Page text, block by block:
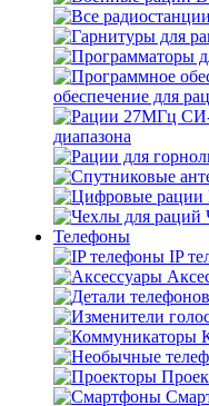
обеспечение для
диапазона
Телефоны
IP